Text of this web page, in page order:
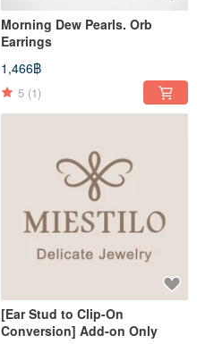
Morning Dew Pearls. Orb
Earrings
1,466฿
5 (1)
[Ear Stud to Clip-On
Conversion] Add-on Only